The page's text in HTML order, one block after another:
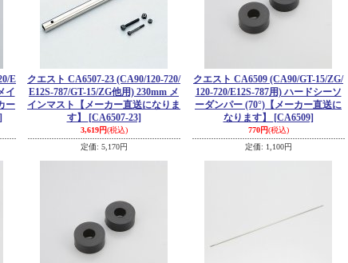
E
イ
ー
クエスト CA6507-23 (CA90/120-720/
E12S-787/GT-15/ZG他用) 230mm メ
インマスト【メーカー直送になりま
す】
[CA6507-23]
3,619円(税込)
定価: 5,170円
クエスト CA6509 (CA90/GT-15/ZG/
120-720/E12S-787用) ハードシーソ
ーダンパー (70°)【メーカー直送に
なります】
[CA6509]
770円(税込)
定価: 1,100円